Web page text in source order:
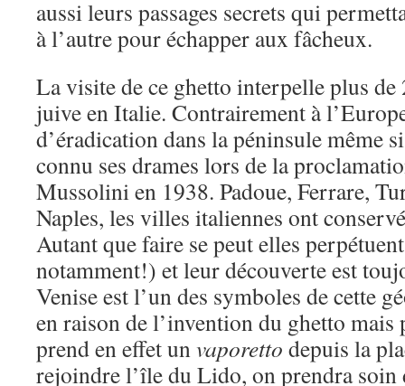
aussi leurs passages secrets qui
à l’autre pour échapper aux fâcheux.
La visite de ce ghetto interpelle plus de
juive en Italie. Contrairement à
d’éradication dans la péninsule même
connu ses drames lors de la
Mussolini en 1938. Padoue, Ferrare,
Naples, les villes italiennes ont
Autant que faire se peut elles
notamment!) et leur découverte est
Venise est l’un des symboles de cette
en raison de l’invention du ghetto mais
prend en effet unvaporetto depuis la
rejoindre l’île du Lido, on prendra soin